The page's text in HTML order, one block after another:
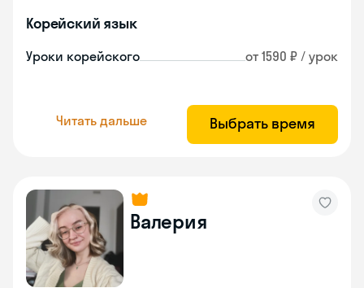
Корейский язык
Уроки корейского от 1590 ₽ / урок
Читать дальше Выбрать время
Валерия